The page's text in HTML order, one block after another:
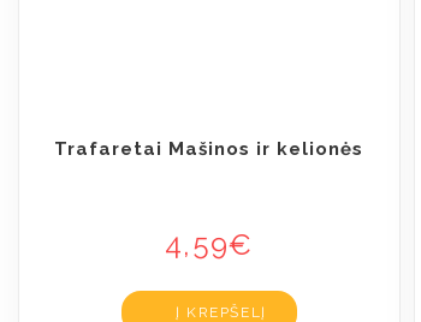
Trafaretai Mašinos ir kelionės
4,59€
Į KREPŠELĮ